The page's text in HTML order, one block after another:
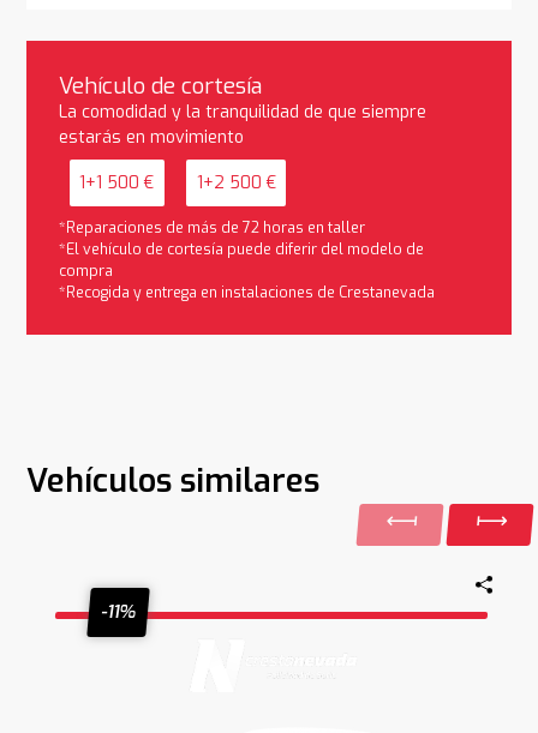
Vehículo de cortesía
La comodidad y la tranquilidad de que siempre
estarás en movimiento
1+1 500 € 1+2 500 €
*Reparaciones de más de 72 horas en taller
*El vehículo de cortesía puede diferir del modelo de
compra
*Recogida y entrega en instalaciones de Crestanevada
Vehículos similares
-11%